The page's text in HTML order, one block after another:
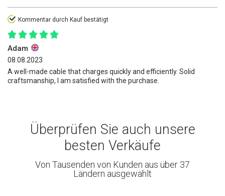
Kommentar durch Kauf bestätigt
Adam
08.08.2023
A well-made cable that charges quickly and efficiently. Solid
craftsmanship, I am satisfied with the purchase.
Überprüfen Sie auch unsere
besten Verkäufe
Von Tausenden von Kunden aus über 37
Ländern ausgewählt